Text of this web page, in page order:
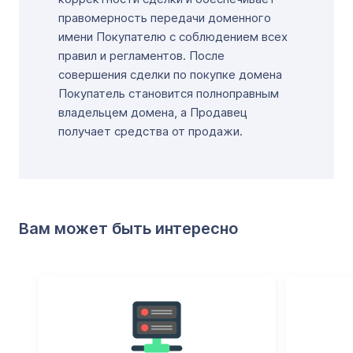
правомерность передачи доменного
имени Покупателю с соблюдением всех
правил и регламентов. После
совершения сделки по покупке домена
Покупатель становится полноправным
владельцем домена, а Продавец
получает средства от продажи.
Вам может быть интересно